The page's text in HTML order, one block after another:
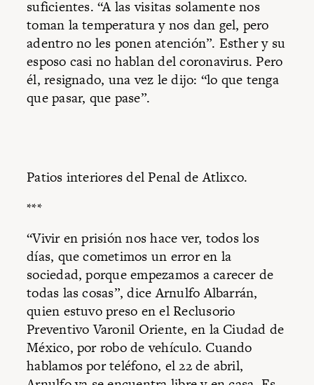
suficientes. “A las visitas solamente nos
toman la temperatura y nos dan gel, pero
adentro no les ponen atención”. Esther y su
esposo casi no hablan del coronavirus. Pero
él, resignado, una vez le dijo: “lo que tenga
que pasar, que pase”.
Patios interiores del Penal de Atlixco.
***
“Vivir en prisión nos hace ver, todos los
días, que cometimos un error en la
sociedad, porque empezamos a carecer de
todas las cosas”, dice Arnulfo Albarrán,
quien estuvo preso en el Reclusorio
Preventivo Varonil Oriente, en la Ciudad de
México, por robo de vehículo. Cuando
hablamos por teléfono, el 22 de abril,